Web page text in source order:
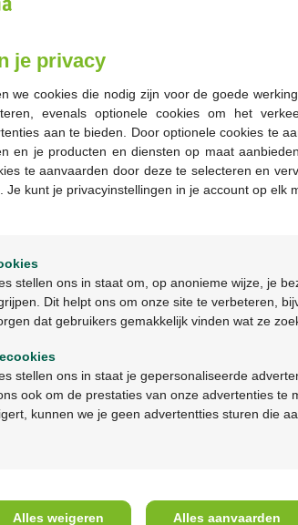
€
Collagene Marin
Mission & vision
Ga verder in het nederlands
je privacy
we cookies die nodig zijn voor de goede
evenals optionele cookies om het
aan te bieden. Door optionele cookies te
en je producten en diensten op maat
te aanvaarden door deze te selecteren en
Je kunt je privacyinstellingen in je account op elk
stellen ons in staat om, op anonieme wijze, je
Dit helpt ons om onze site te verbeteren,
dat gebruikers gemakkelijk vinden wat ze
stellen ons in staat je gepersonaliseerde
ook om de prestaties van onze advertenties te
kunnen we je geen advertentties sturen die
Alles weigeren Alles aanvaarden